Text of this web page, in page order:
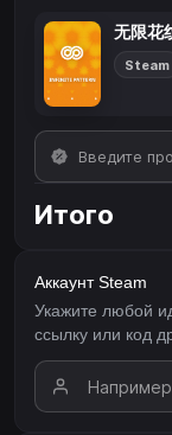
无限
Steam
Итого
Аккаунт Steam
Укажите любой
ссылку или код